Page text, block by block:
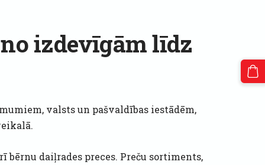
izdevīgām līdz
valsts un pašvaldības iestādēm,
bērnu daiļrades preces. Preču sortiments,